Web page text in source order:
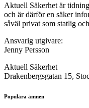
Aktuell Säkerhet är
och är därför en säker
såväl privat som statlig
Ansvarig utgivare:
Jenny Persson
Aktuell Säkerhet
Drakenbergsgatan 15,
Populära ämnen